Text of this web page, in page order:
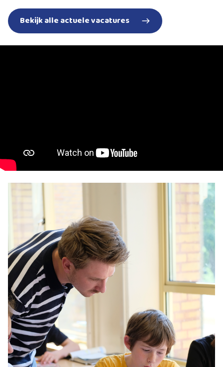
Bekijk alle actuele vacatures